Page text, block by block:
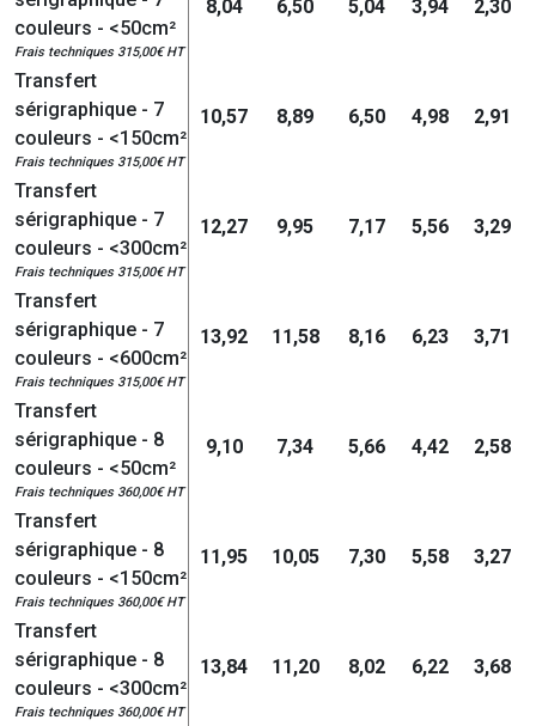
couleurs - <50cm²
Frais techniques 315,00€ HT
8,04 6,50 5,04 3,94 2,30
Transfert
sérigraphique - 7
couleurs - <150cm²
Frais techniques 315,00€ HT
10,57 8,89 6,50 4,98 2,91
Transfert
sérigraphique - 7
couleurs - <300cm²
Frais techniques 315,00€ HT
12,27 9,95 7,17 5,56 3,29
Transfert
sérigraphique - 7
couleurs - <600cm²
Frais techniques 315,00€ HT
13,92 11,58 8,16 6,23 3,71
Transfert
sérigraphique - 8
couleurs - <50cm²
Frais techniques 360,00€ HT
9,10 7,34 5,66 4,42 2,58
Transfert
sérigraphique - 8
couleurs - <150cm²
Frais techniques 360,00€ HT
11,95 10,05 7,30 5,58 3,27
Transfert
sérigraphique - 8
couleurs - <300cm²
Frais techniques 360,00€ HT
13,84 11,20 8,02 6,22 3,68